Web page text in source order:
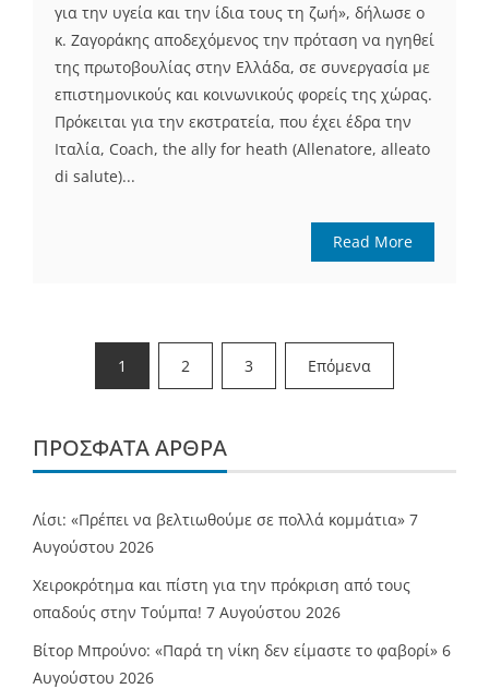
για την υγεία και την ίδια τους τη ζωή», δήλωσε ο
κ. Ζαγοράκης αποδεχόμενος την πρόταση να ηγηθεί
της πρωτοβουλίας στην Ελλάδα, σε συνεργασία με
επιστημονικούς και κοινωνικούς φορείς της χώρας.
Πρόκειται για την εκστρατεία, που έχει έδρα την
Ιταλία, Coach, the ally for heath (Allenatore, alleato
di salute)...
Read More
Σελιδοποίηση
άρθρων
1 2 3 Επόμενα
ΠΡΌΣΦΑΤΑ ΆΡΘΡΑ
Λίσι: «Πρέπει να βελτιωθούμε σε πολλά κομμάτια» 7
Αυγούστου 2026
Χειροκρότημα και πίστη για την πρόκριση από τους
οπαδούς στην Τούμπα! 7 Αυγούστου 2026
Βίτορ Μπρούνο: «Παρά τη νίκη δεν είμαστε το φαβορί» 6
Αυγούστου 2026